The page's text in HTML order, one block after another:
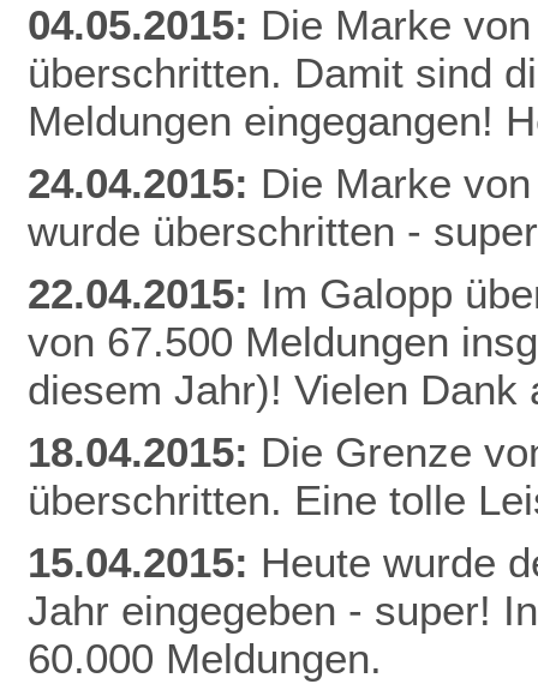
04.05.2015: Die Marke
überschritten. Damit sind
Meldungen eingegangen!
24.04.2015: Die Marke
wurde überschritten -
22.04.2015: Im Galopp
von 67.500 Meldungen
diesem Jahr)! Vielen
18.04.2015: Die Grenze
überschritten. Eine tolle
15.04.2015: Heute wurde
Jahr eingegeben - super!
60.000 Meldungen.